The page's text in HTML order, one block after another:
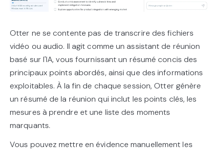
Otter ne se contente pas de transcrire des fichiers
vidéo ou audio. Il agit comme un assistant de réunion
basé sur l'IA, vous fournissant un résumé concis des
principaux points abordés, ainsi que des informations
exploitables. À la fin de chaque session, Otter génère
un résumé de la réunion qui inclut les points clés, les
mesures à prendre et une liste des moments
marquants.
Vous pouvez mettre en évidence manuellement les